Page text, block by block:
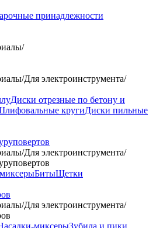
принадлежности
/
/Для электроинструмента/
Диски отрезные по бетону и
кругиДиски пильные
/Для электроинструмента/
БитыЩетки
/Для электроинструмента/
миксерыЗубила и пики